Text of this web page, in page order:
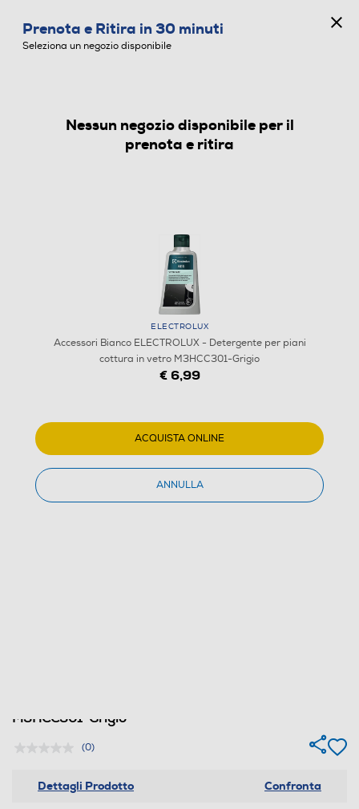
ACCESSORI BIANCO
M3HCC301-Grigio
(0)
Dettagli Prodotto Confronta
Prenota e Ritira in 30 minuti
Seleziona un negozio disponibile
Nessun negozio disponibile per il
prenota e ritira
ELECTROLUX
Accessori Bianco ELECTROLUX - Detergente per piani
cottura in vetro M3HCC301-Grigio
€ 6,99
ACQUISTA ONLINE
ANNULLA